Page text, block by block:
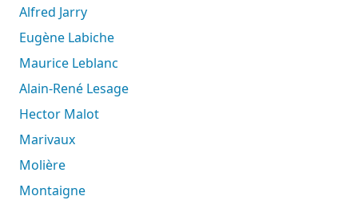
Alfred Jarry
Eugène Labiche
Maurice Leblanc
Alain-René Lesage
Hector Malot
Marivaux
Molière
Montaigne